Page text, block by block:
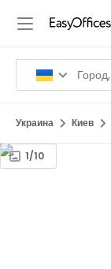
Украина Киев
1/10